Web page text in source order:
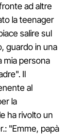
ad altre
la teenager
salire sul
guardo in una
mia persona
Il
al
la
ha rivolto un
"Emme, papà